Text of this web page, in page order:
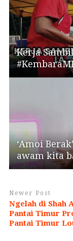
Kerja
‘Amoi
awam kita
Newer Post
Ngelah di Shah
Pantai Timur
Pantai Timur